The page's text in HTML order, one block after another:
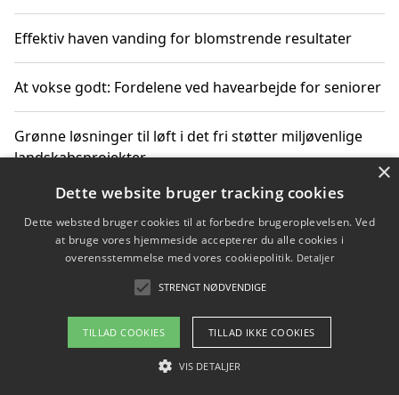
Effektiv haven vanding for blomstrende resultater
At vokse godt: Fordelene ved havearbejde for seniorer
Grønne løsninger til løft i det fri støtter miljøvenlige
landskabsprojekter
Gør haven til et frirum for familien og naturen
Copyright 2026 - Pilanto Aps
Om / kontakt
Blog Betingelser
×
Dette website bruger tracking cookies
Dette websted bruger cookies til at forbedre brugeroplevelsen. Ved
at bruge vores hjemmeside accepterer du alle cookies i
overensstemmelse med vores cookiepolitik. Detaljer
STRENGT NØDVENDIGE
TILLAD COOKIES TILLAD IKKE COOKIES
VIS DETALJER